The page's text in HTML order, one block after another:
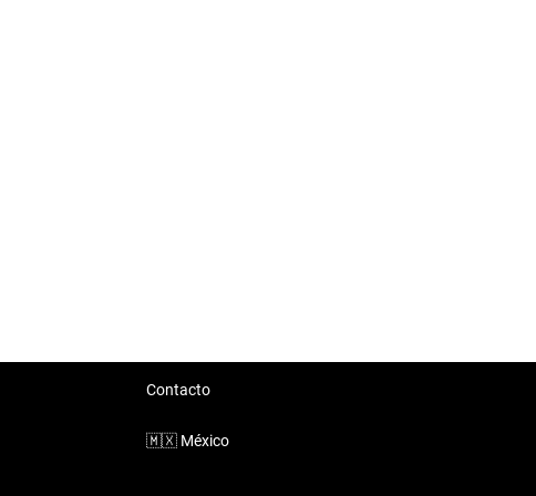
Contacto
🇲🇽 México